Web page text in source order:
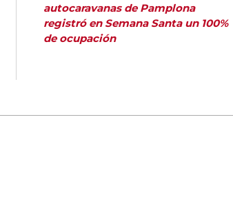
autocaravanas de Pamplona
registró en Semana Santa un 100%
de ocupación